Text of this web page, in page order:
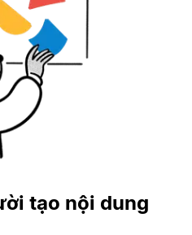
tạo nội dung